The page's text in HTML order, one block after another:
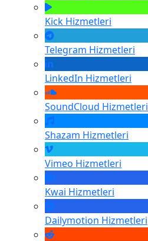
Kick Hizmetleri
Telegram Hizmetleri
LinkedIn Hizmetleri
SoundCloud Hizmetleri
Shazam Hizmetleri
Vimeo Hizmetleri
Kwai Hizmetleri
Dailymotion Hizmetleri